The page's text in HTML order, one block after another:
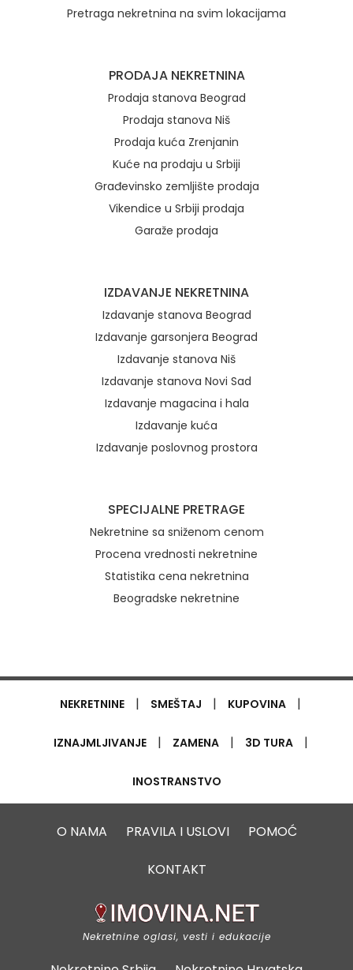
Pretraga nekretnina na svim lokacijama
PRODAJA NEKRETNINA
Prodaja stanova Beograd
Prodaja stanova Niš
Prodaja kuća Zrenjanin
Kuće na prodaju u Srbiji
Građevinsko zemljište prodaja
Vikendice u Srbiji prodaja
Garaže prodaja
IZDAVANJE NEKRETNINA
Izdavanje stanova Beograd
Izdavanje garsonjera Beograd
Izdavanje stanova Niš
Izdavanje stanova Novi Sad
Izdavanje magacina i hala
Izdavanje kuća
Izdavanje poslovnog prostora
SPECIJALNE PRETRAGE
Nekretnine sa sniženom cenom
Procena vrednosti nekretnine
Statistika cena nekretnina
Beogradske nekretnine
NEKRETNINE | SMEŠTAJ | KUPOVINA |
IZNAJMLJIVANJE | ZAMENA | 3D TURA |
INOSTRANSTVO
O NAMA PRAVILA I USLOVI POMOĆ
KONTAKT
Nekretnine oglasi, vesti i edukacije